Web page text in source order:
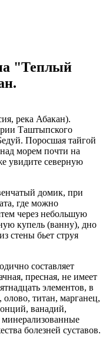
"Теплый
река Абакан).
Таштыпского
Поросшая тайгой
морем почти на
увидите северную
домик, при
где можно
через небольшую
купель (ванну), дно
стены бьет струя
составляет
пресная, не имеет
элементов, в
титан, марганец,
ванадий,
болезней суставов.